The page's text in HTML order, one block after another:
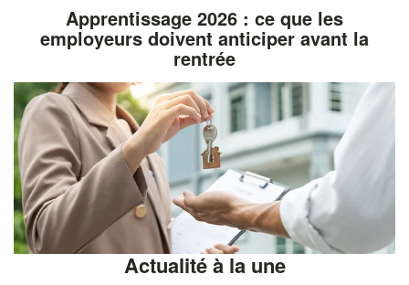
Apprentissage 2026 : ce que les
employeurs doivent anticiper avant la
rentrée
Actualité à la une